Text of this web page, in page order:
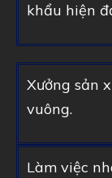
khẩu hiện
Xưởng sản
vuông.
Làm việc